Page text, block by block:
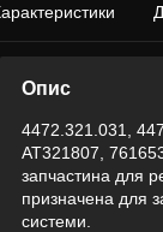
Опис
4472.321.031,
AT321807,
запчастина для
призначена для
системи.